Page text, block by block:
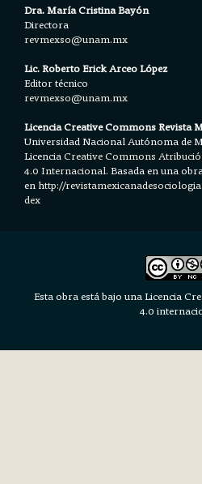
Dra. María Cristina Bayón
Directora
revmexso@unam.mx
Lic. Roberto Erick Arceo López
Editor técnico
revmexso@unam.mx
Licencia Creative Commons Revista
Universidad Nacional Autónoma de
LicenciaCreative Commons
4.0 Internacional.Basada en una
en http://
dex
Esta obra está bajo una Licencia
4.0